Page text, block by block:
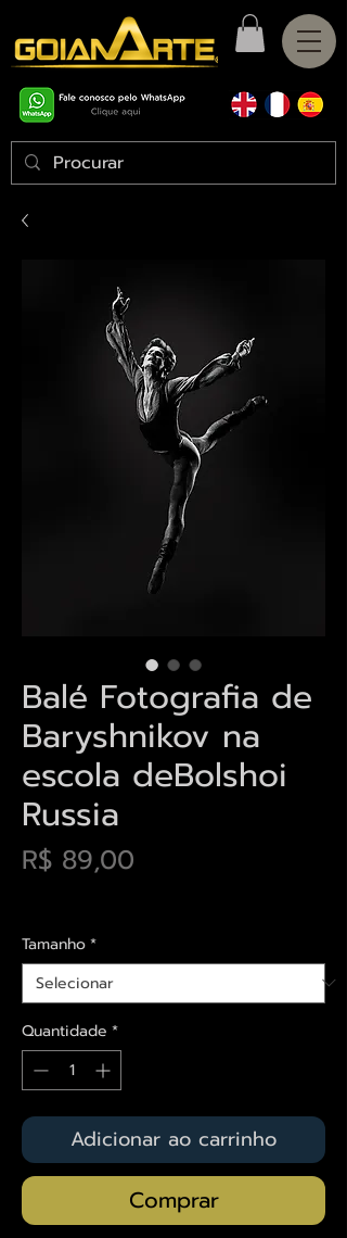
Balé Fotografia de
Baryshnikov na
escola deBolshoi
Russia
R$ 89,00
Tamanho*
Quantidade *
Adicionar ao carrinho
Comprar